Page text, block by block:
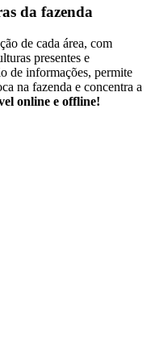
da fazenda
de cada área, com
presentes e
de informações, permite
na fazenda e concentra a
online e offline!